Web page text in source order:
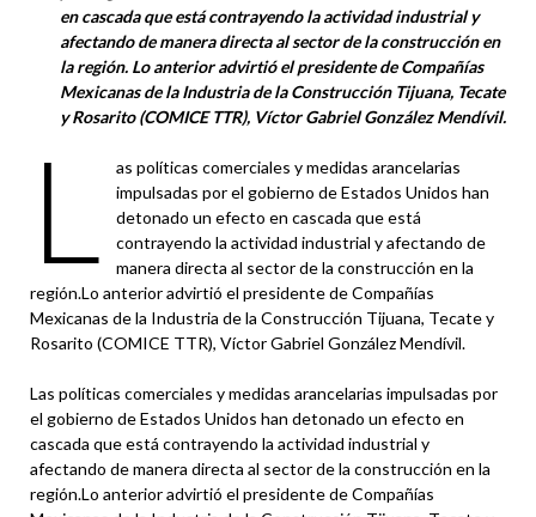
en cascada que está contrayendo la actividad industrial y
afectando de manera directa al sector de la construcción en
la región. Lo anterior advirtió el presidente de Compañías
Mexicanas de la Industria de la Construcción Tijuana, Tecate
y Rosarito (COMICE TTR), Víctor Gabriel González Mendívil.
L
as políticas comerciales y medidas arancelarias
impulsadas por el gobierno de Estados Unidos han
detonado un efecto en cascada que está
contrayendo la actividad industrial y afectando de
manera directa al sector de la construcción en la
región.Lo anterior advirtió el presidente de Compañías
Mexicanas de la Industria de la Construcción Tijuana, Tecate y
Rosarito (COMICE TTR), Víctor Gabriel González Mendívil.
Las políticas comerciales y medidas arancelarias impulsadas por
el gobierno de Estados Unidos han detonado un efecto en
cascada que está contrayendo la actividad industrial y
afectando de manera directa al sector de la construcción en la
región.Lo anterior advirtió el presidente de Compañías